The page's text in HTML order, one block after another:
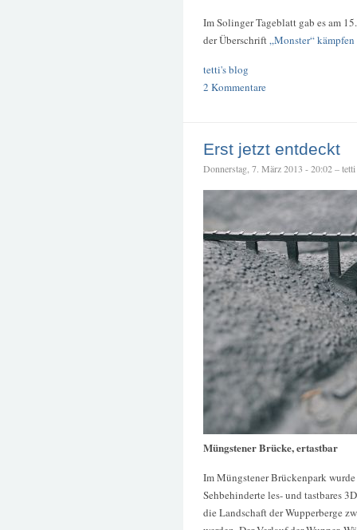
Im Solinger Tageblatt gab es am
der Überschrift „Monster“
tetti's blog
2 Kommentare
Erst jetzt entdeckt
Donnerstag, 7. März 2013 - 20:02 – tetti
Müngstener Brücke, ertastbar
Im Müngstener Brückenpark
Sehbehinderte les- und tastbares
die Landschaft der Wupperberge